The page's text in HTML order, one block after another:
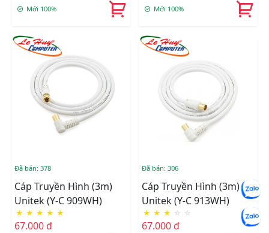
Mới 100% Mới 100%
Đã bán: 378
Cáp Truyền Hình (3m)
Unitek (Y-C 909WH)
★ ★ ★ ★ ★
67.000 đ
Đã bán: 306
Cáp Truyền Hình (3m)
Unitek (Y-C 913WH)
★ ★ ★ ☆ ☆
67.000 đ